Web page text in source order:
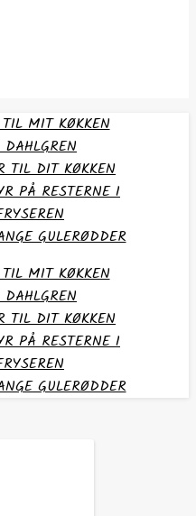
MIT KØKKEN
TIL DIT KØKKEN
PÅ RESTERNE I
GULERØDDER
MIT KØKKEN
TIL DIT KØKKEN
PÅ RESTERNE I
GULERØDDER